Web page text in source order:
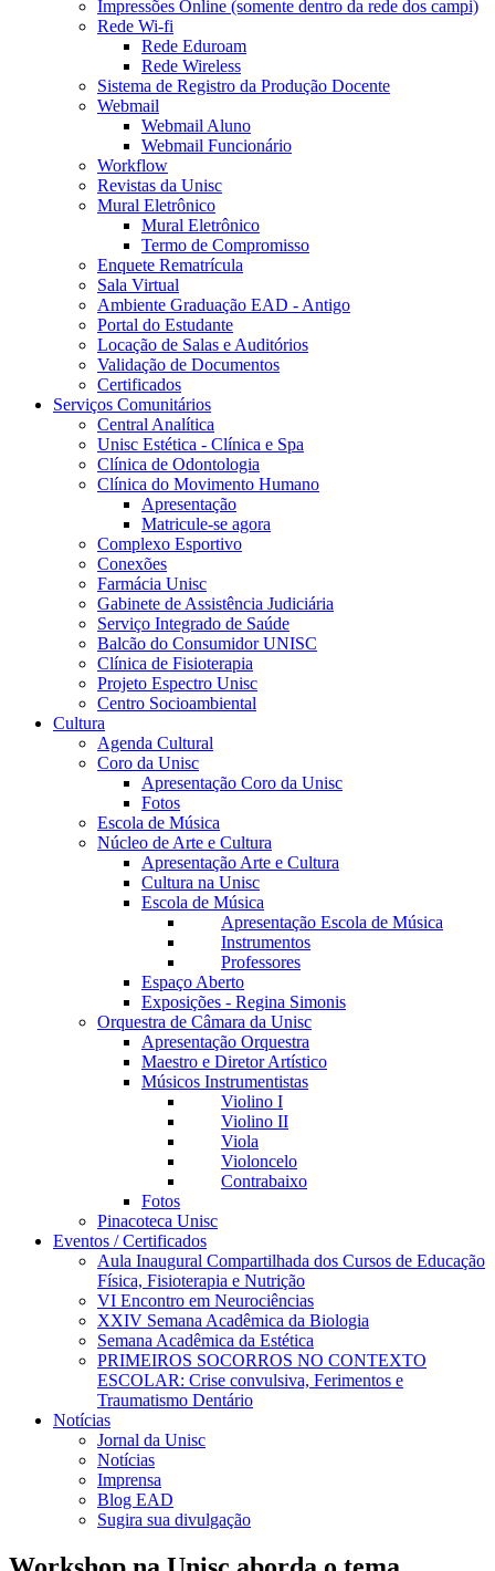
Impressões Online (somente dentro da rede dos campi)
Rede Wi-fi
Rede Eduroam
Rede Wireless
Sistema de Registro da Produção Docente
Webmail
Webmail Aluno
Webmail Funcionário
Workflow
Revistas da Unisc
Mural Eletrônico
Mural Eletrônico
Termo de Compromisso
Enquete Rematrícula
Sala Virtual
Ambiente Graduação EAD - Antigo
Portal do Estudante
Locação de Salas e Auditórios
Validação de Documentos
Certificados
Serviços Comunitários
Central Analítica
Unisc Estética - Clínica e Spa
Clínica de Odontologia
Clínica do Movimento Humano
Apresentação
Matricule-se agora
Complexo Esportivo
Conexões
Farmácia Unisc
Gabinete de Assistência Judiciária
Serviço Integrado de Saúde
Balcão do Consumidor UNISC
Clínica de Fisioterapia
Projeto Espectro Unisc
Centro Socioambiental
Cultura
Agenda Cultural
Coro da Unisc
Apresentação Coro da Unisc
Fotos
Escola de Música
Núcleo de Arte e Cultura
Apresentação Arte e Cultura
Cultura na Unisc
Escola de Música
Apresentação Escola de Música
Instrumentos
Professores
Espaço Aberto
Exposições - Regina Simonis
Orquestra de Câmara da Unisc
Apresentação Orquestra
Maestro e Diretor Artístico
Músicos Instrumentistas
Violino I
Violino II
Viola
Violoncelo
Contrabaixo
Fotos
Pinacoteca Unisc
Eventos / Certificados
Aula Inaugural Compartilhada dos Cursos de Educação
Física, Fisioterapia e Nutrição
VI Encontro em Neurociências
XXIV Semana Acadêmica da Biologia
Semana Acadêmica da Estética
PRIMEIROS SOCORROS NO CONTEXTO
ESCOLAR: Crise convulsiva, Ferimentos e
Traumatismo Dentário
Notícias
Jornal da Unisc
Notícias
Imprensa
Blog EAD
Sugira sua divulgação